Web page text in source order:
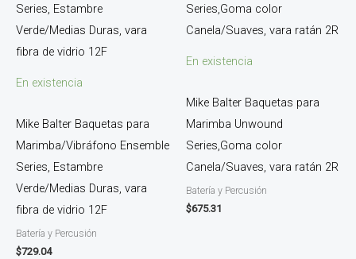
En existencia
Mike Balter Baquetas para
Marimba/Vibráfono Ensemble
Series, Estambre
Verde/Medias Duras, vara
fibra de vidrio 12F
Batería y Percusión
$729.04
En existencia
Mike Balter Baquetas para
Marimba Unwound
Series,Goma color
Canela/Suaves, vara ratán 2R
Batería y Percusión
$675.31